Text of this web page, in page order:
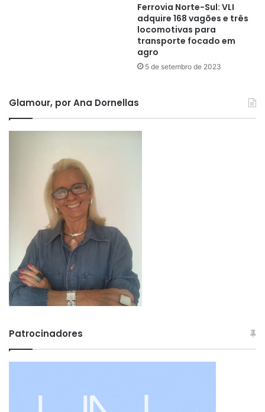
Ferrovia Norte-Sul: VLI
adquire 168 vagões e três
locomotivas para
transporte focado em
agro
5 de setembro de 2023
Glamour, por Ana Dornellas
Patrocinadores